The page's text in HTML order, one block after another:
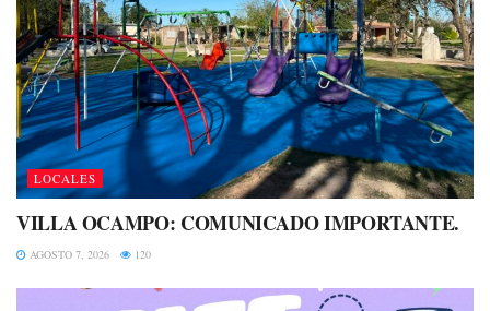
LOCALES
VILLA OCAMPO: COMUNICADO IMPORTANTE.
AGOSTO 7, 2026 120